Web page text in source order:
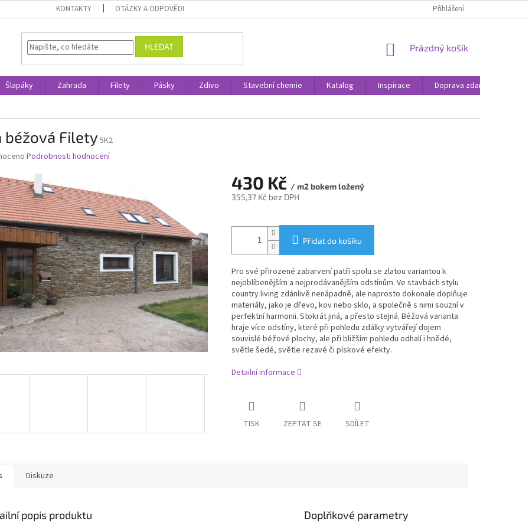
KONTAKTY OTÁZKY A ODPOVĚDI Přihlášení
HLEDAT
NÁKUPNÍ
Prázdný košík
Šlapáky Zahrada Filety Pásky Zdivo Stavební chemie Katalog Inspirace Doprava zdarma
béžová Filety 5K2
Podrobnosti hodnocení
430 Kč / m2 bokem ložený
355,37 Kč bez DPH
cena:
Přidat do košíku
Pro své přirozené zabarvení patří spolu se zlatou variantou k
nejoblíbenějším a nejprodávanějším odstínům. Ve stavbách stylu
country living zdánlivě nenápadně, ale naprosto dokonale doplňuje
materiály, jako je dřevo, kov nebo sklo, a společně s nimi souzní v
perfektní harmonii. Stokrát jiná, a přesto stejná. Béžová varianta
hraje více odstíny, které při pohledu zdálky vytvářejí dojem
souvislé béžové plochy, ale při bližším pohledu odhalí i hnědé,
světle šedé, světle rezavé či pískové efekty.
Detailní informace
TISK ZEPTAT SE SDÍLET
Diskuze
popis produktu Doplňkové parametry